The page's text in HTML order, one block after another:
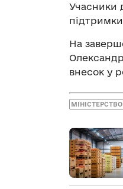
Учасники
підтримки
На
внесок у